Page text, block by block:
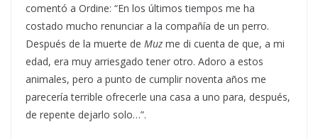
comentó a Ordine: “En los últimos tiempos me ha
costado mucho renunciar a la compañía de un perro.
Después de la muerte de Muz me di cuenta de que, a mi
edad, era muy arriesgado tener otro. Adoro a estos
animales, pero a punto de cumplir noventa años me
parecería terrible ofrecerle una casa a uno para, después,
de repente dejarlo solo…”.